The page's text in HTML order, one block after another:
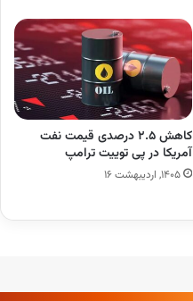
کاهش ۲.۵ درصدی قیمت نفت
آمریکا در پی توییت ترامپ
۱۴۰۵, اردیبهشت ۱۶